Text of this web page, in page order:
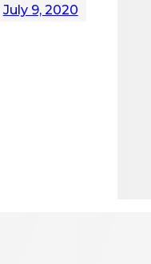
July 9, 2020